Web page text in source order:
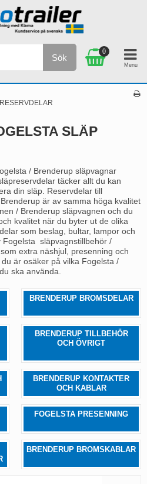
Sök
0
SLÄP
/ Brenderup släpvagnar
täcker allt du kan
din släp. Reservdelar till
är av samma höga kvalitet
/ Brenderup släpvagnen och du
kvalitet när du byter ut de olika
som beslag, bultar, lampor och
Fogelsta släpvagnstillbehör /
extra näshjul, presenning och
är osäker på vilka Fogelsta /
ska använda.
BRENDERUP BROMSDELAR
BRENDERUP TILLBEHÖR
OCH ÖVRIGT
BRENDERUP KONTAKTER
OCH KABLAR
FOGELSTA PRESENNING
BRENDERUP BROMSKABLAR